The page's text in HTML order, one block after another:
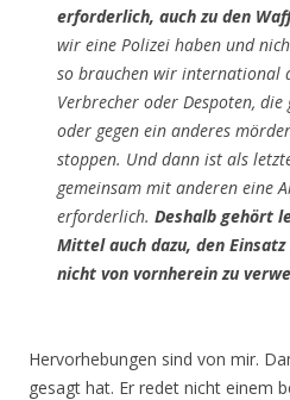
erforderlich, auch zu den
wir eine Polizei haben und
so brauchen wir international
Verbrecher oder Despoten, die
oder gegen ein anderes
stoppen. Und dann ist als
gemeinsam mit anderen eine
erforderlich. Deshalb gehört
Mittel auch dazu, den
nicht von vornherein zu
Hervorhebungen sind von mir.
gesagt hat. Er redet nicht einem